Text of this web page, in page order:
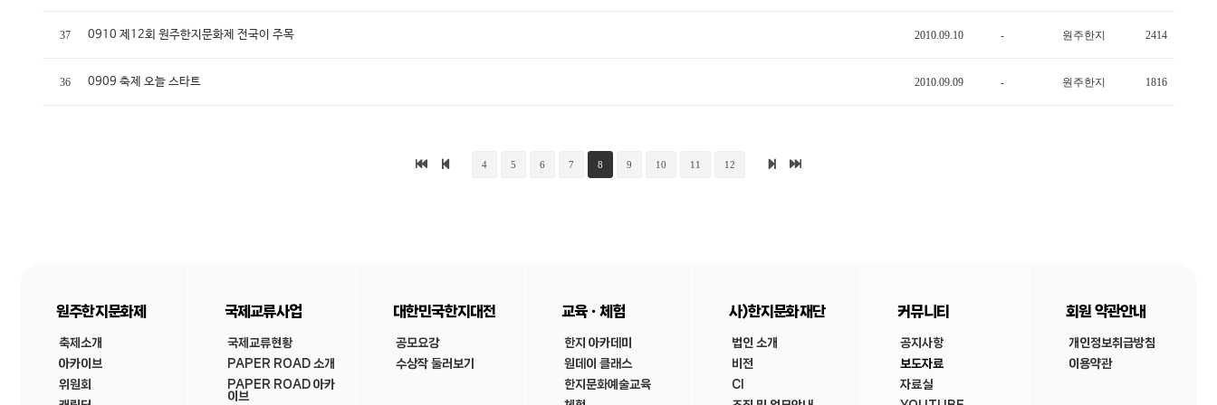
37 0910 제12회 원주한지문화제 전국이 주목 2010.09.10 - 원주한지 2414
36 0909 축제 오늘 스타트 2010.09.09 - 원주한지 1816
4 5 6 7 8 9 10 11 12
원주한지문화제
축제소개
아카이브
위원회
국제교류사업
국제교류현황
PAPER ROAD 소개
PAPER ROAD 아카
이브
대한민국한지대전
공모요강
수상작 둘러보기
교육ㆍ체험
한지 아카데미
원데이 클래스
한지문화예술교육
사)한지문화재단
법인 소개
비전
CI
커뮤니티
공지사항
보도자료
자료실
회원 약관안내
개인정보취급방침
이용약관